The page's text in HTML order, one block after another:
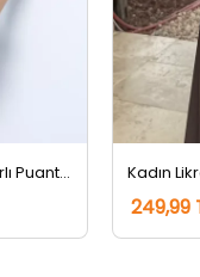
Kadın
249,99